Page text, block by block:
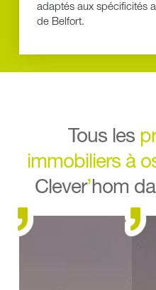
adaptés aux spécificités
de Belfort.
Tous les
immobiliers à
Clever’hom